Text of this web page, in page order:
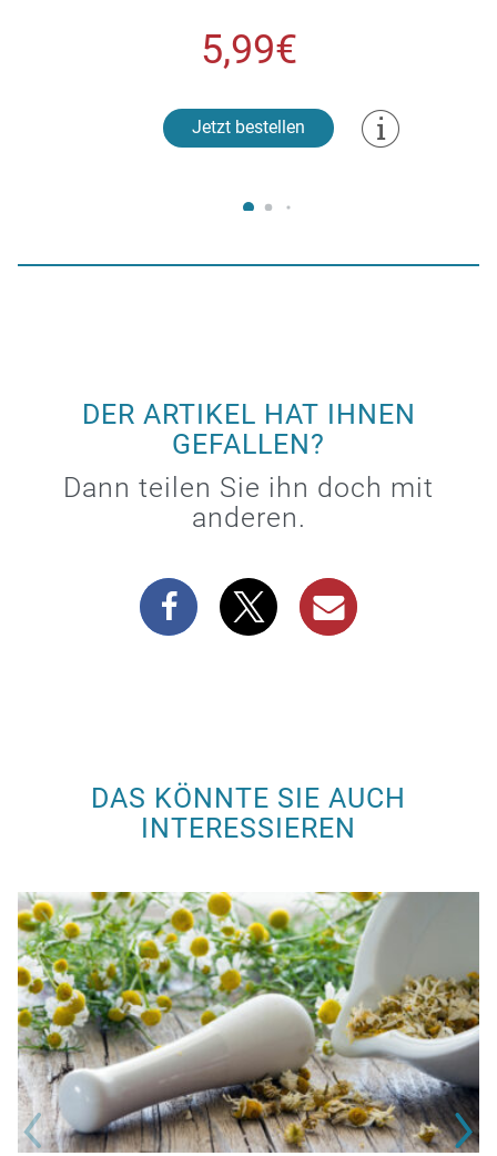
5,99€
Jetzt bestellen
DER ARTIKEL HAT IHNEN
GEFALLEN?
Dann teilen Sie ihn doch mit
anderen.
DAS KÖNNTE SIE AUCH
INTERESSIEREN